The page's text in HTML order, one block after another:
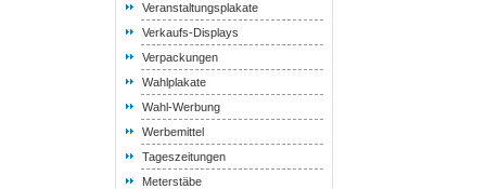
Veranstaltungsplakate
Verkaufs-Displays
Verpackungen
Wahlplakate
Wahl-Werbung
Werbemittel
Tageszeitungen
Meterstäbe